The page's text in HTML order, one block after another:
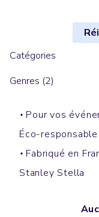
Catégories
Genres (2)
Pour vos
Éco-responsable
Fabriqué en
Stanley Stella